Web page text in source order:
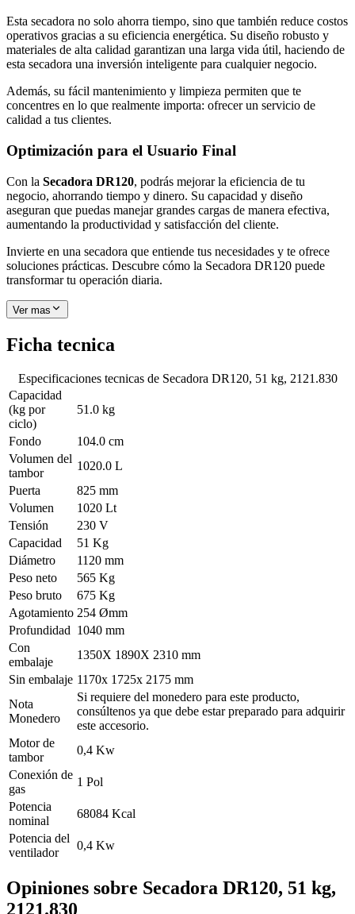
Esta secadora no solo ahorra tiempo, sino que también reduce costos
operativos gracias a su eficiencia energética. Su diseño robusto y
materiales de alta calidad garantizan una larga vida útil, haciendo de
esta secadora una inversión inteligente para cualquier negocio.
Además, su fácil mantenimiento y limpieza permiten que te
concentres en lo que realmente importa: ofrecer un servicio de
calidad a tus clientes.
Optimización para el Usuario Final
Con la Secadora DR120, podrás mejorar la eficiencia de tu
negocio, ahorrando tiempo y dinero. Su capacidad y diseño
aseguran que puedas manejar grandes cargas de manera efectiva,
aumentando la productividad y satisfacción del cliente.
Invierte en una secadora que entiende tus necesidades y te ofrece
soluciones prácticas. Descubre cómo la Secadora DR120 puede
transformar tu operación diaria.
Ver mas
Ficha tecnica
Especificaciones tecnicas de Secadora DR120, 51 kg, 2121.830
Capacidad
(kg por
ciclo)
51.0 kg
Fondo
104.0 cm
Volumen del
tambor
1020.0 L
Puerta
825 mm
Volumen
1020 Lt
Tensión
230 V
Capacidad
51 Kg
Diámetro
1120 mm
Peso neto
565 Kg
Peso bruto
675 Kg
Agotamiento 254 Ømm
Profundidad 1040 mm
Con
embalaje
1350X 1890X 2310 mm
Sin embalaje 1170x 1725x 2175 mm
Nota
Monedero
Si requiere del monedero para este producto,
consúltenos ya que debe estar preparado para adquirir
este accesorio.
Motor de
tambor
0,4 Kw
Conexión de
gas
1 Pol
Potencia
nominal
68084 Kcal
Potencia del
ventilador
0,4 Kw
Opiniones sobre Secadora DR120, 51 kg,
2121.830